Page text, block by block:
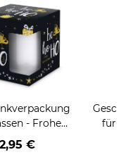
- Frohe
- HO
- schwarz
2,95 €
für